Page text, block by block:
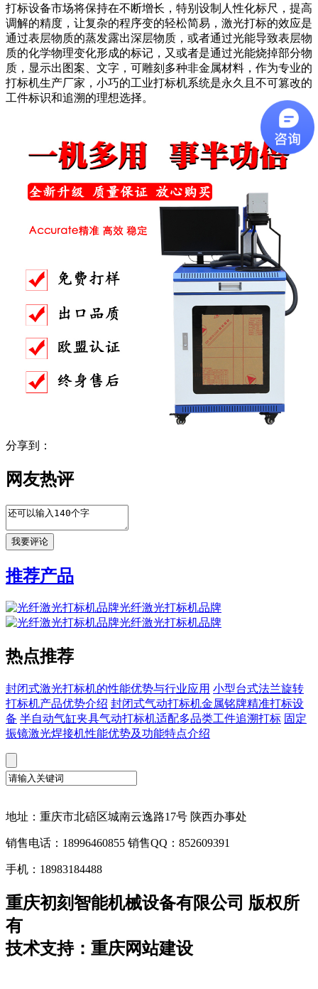
打标设备市场将保持在不断增长，特别设制人性化标尺，提高
调解的精度，让复杂的程序变的轻松简易，激光打标的效应是
通过表层物质的蒸发露出深层物质，或者通过光能导致表层物
质的化学物理变化形成的标记，又或者是通过光能烧掉部分物
质，显示出图案、文字，可雕刻多种非金属材料，作为专业的
打标机生产厂家，小巧的工业打标机系统是永久且不可篡改的
工件标识和追溯的理想选择。
分享到：
网友热评
推荐产品
光纤激光打标机品牌
光纤激光打标机品牌
热点推荐
封闭式激光打标机的性能优势与行业应用 小型台式法兰旋转
打标机产品优势介绍 封闭式气动打标机金属铭牌精准打标设
备 半自动气缸夹具气动打标机适配多品类工件追溯打标 固定
振镜激光焊接机性能优势及功能特点介绍
地址：重庆市北碚区城南云逸路17号 陕西办事处
销售电话：18996460855 销售QQ：852609391
手机：18983184488
重庆初刻智能机械设备有限公司 版权所
有
技术支持：重庆网站建设